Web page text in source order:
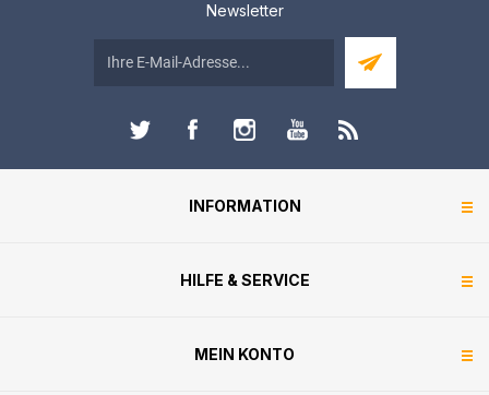
Newsletter
INFORMATION
HILFE & SERVICE
MEIN KONTO